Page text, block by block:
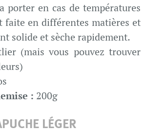
porter en cas de températures
faite en différentes matières et
solide et sèche rapidement.
(mais vous pouvez trouver
: 200g
LÉGER